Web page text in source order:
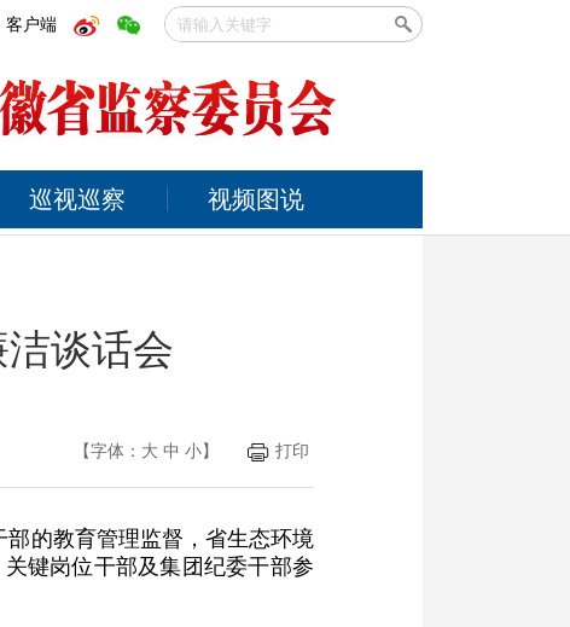
客户端
巡视巡察 视频图说
谈话会
【字体： 大 中 小】 打印
的教育管理监督，省生态环境
键岗位干部及集团纪委干部参